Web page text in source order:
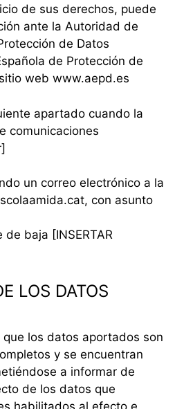
de sus derechos, puede
ante la Autoridad de
de Datos
de Protección de
web www.aepd.es
apartado cuando la
comunicaciones
un correo electrónico a la
con asunto
de baja [INSERTAR
LOS DATOS
los datos aportados son
y se encuentran
a informar de
de los datos que
habilitados al efecto e